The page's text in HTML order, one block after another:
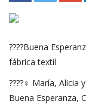
????Buena
fábrica textil
????‍♀️ María, Alicia
Buena Esperanza,